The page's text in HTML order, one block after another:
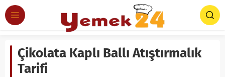
Çikolata Kaplı Ballı Atıştırmalık
Tarifi